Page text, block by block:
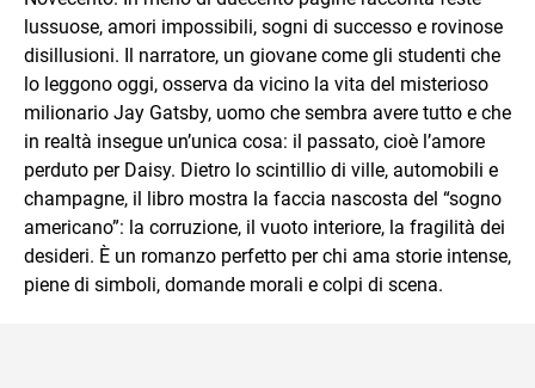
lussuose, amori impossibili, sogni di successo e rovinose
disillusioni. Il narratore, un giovane come gli studenti che
lo leggono oggi, osserva da vicino la vita del misterioso
milionario Jay Gatsby, uomo che sembra avere tutto e che
in realtà insegue un’unica cosa: il passato, cioè l’amore
perduto per Daisy. Dietro lo scintillio di ville, automobili e
champagne, il libro mostra la faccia nascosta del “sogno
americano”: la corruzione, il vuoto interiore, la fragilità dei
desideri. È un romanzo perfetto per chi ama storie intense,
piene di simboli, domande morali e colpi di scena.